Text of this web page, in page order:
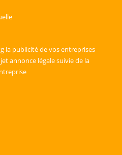
la publicité de vos entreprises
annonce légale suivie de la